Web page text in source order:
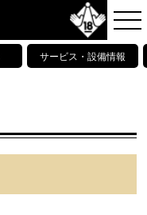
サービス・設備情報